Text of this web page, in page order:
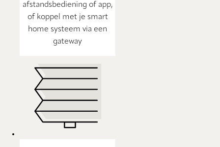
afstandsbediening of app,
of koppel met je smart
home systeem via een
gateway